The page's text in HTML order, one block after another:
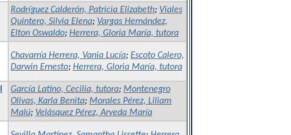
Rodríguez Calderón, Patricia Elizabeth; Viales
Quintero, Silvia Elena; Vargas Hernández,
Elton Oswaldo; Herrera, Gloria María, tutora
Chavarría Herrera, Vania Lucía; Escoto Calero,
Darwin Ernesto; Herrera, Gloria María, tutora
García Latino, Cecilia, tutora; Montenegro
Olivas, Karla Benita; Morales Pérez, Liliam
Malú; Velásquez Pérez, Arveda María